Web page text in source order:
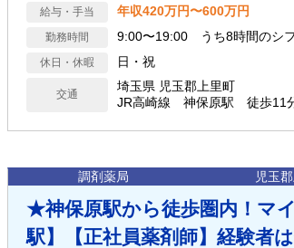
給与・手当 年収420万円〜600万円
勤務時間 9:00〜19:00 うち8時間のシ
休日・休暇 日・祝
交通
埼玉県 児玉郡上里町
JR高崎線 神保原駅 徒歩11
調剤薬局 児玉
★神保原駅から徒歩圏内！マ
駅】【正社員薬剤師】経験者